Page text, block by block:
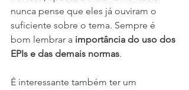
nunca pense que eles já ouviram o
suficiente sobre o tema. Sempre é
bom lembrar a importância do uso dos
EPIs e das demais normas.
É interessante também ter um